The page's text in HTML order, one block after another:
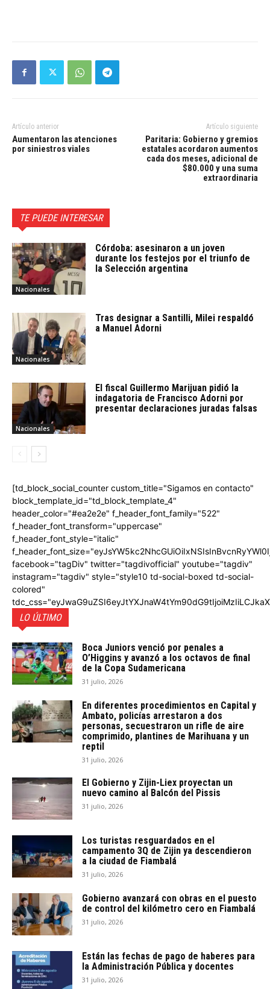
Artículo anterior
Aumentaron las atenciones
por siniestros viales
Artículo siguiente
Paritaria: Gobierno y gremios
estatales acordaron aumentos
cada dos meses, adicional de
$80.000 y una suma
extraordinaria
TE PUEDE INTERESAR
Nacionales
Córdoba: asesinaron a un joven
durante los festejos por el triunfo de
la Selección argentina
Nacionales
Tras designar a Santilli, Milei respaldó
a Manuel Adorni
Nacionales
El fiscal Guillermo Marijuan pidió la
indagatoria de Francisco Adorni por
presentar declaraciones juradas falsas
[td_block_social_counter custom_title="Sigamos en contacto"
block_template_id="td_block_template_4"
header_color="#ea2e2e" f_header_font_family="522"
f_header_font_transform="uppercase"
f_header_font_style="italic"
facebook="tagDiv" twitter="tagdivofficial" youtube="tagdiv"
instagram="tagdiv" style="style10 td-social-boxed td-social-
colored"
LO ÚLTIMO
Boca Juniors venció por penales a
O’Higgins y avanzó a los octavos de final
de la Copa Sudamericana
31 julio, 2026
En diferentes procedimientos en Capital y
Ambato, policías arrestaron a dos
personas, secuestraron un rifle de aire
comprimido, plantines de Marihuana y un
reptil
31 julio, 2026
El Gobierno y Zijin-Liex proyectan un
nuevo camino al Balcón del Pissis
31 julio, 2026
Los turistas resguardados en el
campamento 3Q de Zijin ya descendieron
a la ciudad de Fiambalá
31 julio, 2026
Gobierno avanzará con obras en el puesto
de control del kilómetro cero en Fiambalá
31 julio, 2026
Están las fechas de pago de haberes para
la Administración Pública y docentes
31 julio, 2026